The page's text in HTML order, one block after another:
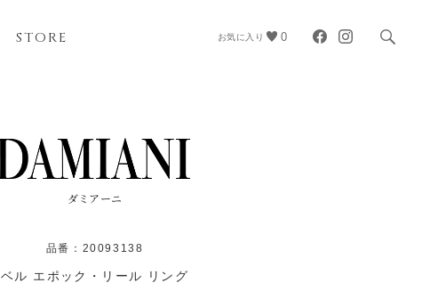
STORE お気に入り 0
ダミアーニ
品番：20093138
ベル エポック・リール リング